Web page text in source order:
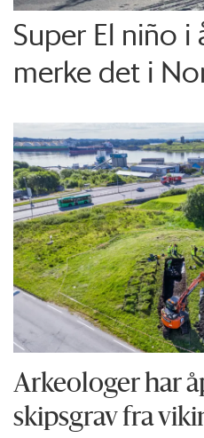
Super El niño i
merke det i
Arkeologer har
skipsgrav fra